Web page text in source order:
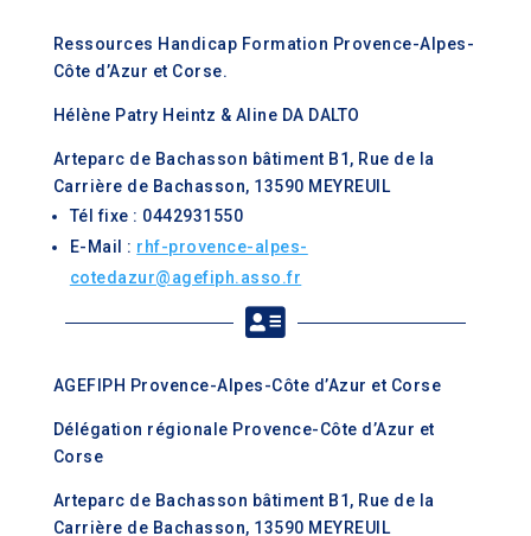
Ressources Handicap Formation Provence-Alpes-
Côte d’Azur et Corse.
Hélène Patry Heintz & Aline DA DALTO
Arteparc de Bachasson bâtiment B1, Rue de la
Carrière de Bachasson, 13590 MEYREUIL
Tél fixe : 0442931550
E-Mail : rhf-provence-alpes-
cotedazur@agefiph.asso.fr

AGEFIPH Provence-Alpes-Côte d’Azur et Corse
Délégation régionale Provence-Côte d’Azur et
Corse
Arteparc de Bachasson bâtiment B1, Rue de la
Carrière de Bachasson, 13590 MEYREUIL